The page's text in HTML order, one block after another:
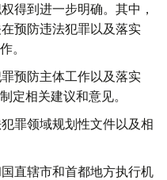
得到进一步明确。其中，
预防违法犯罪以及落实
。
预防主体工作以及落实
定相关建议和意见。
罪领域规划性文件以及相
直辖市和首都地方执行机